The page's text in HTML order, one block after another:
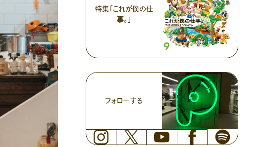
特集「これが僕の仕
事。」
フォローする